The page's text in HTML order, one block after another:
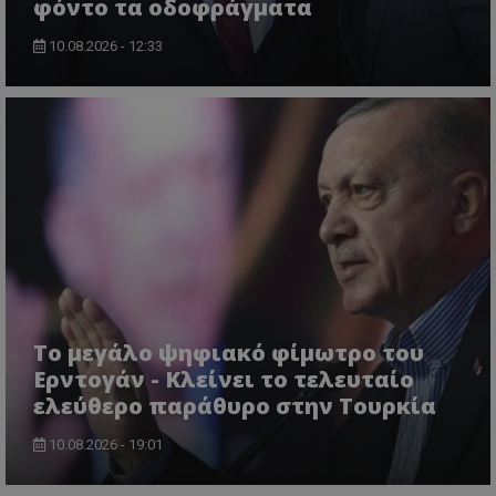
φόντο τα οδοφράγματα
10.08.2026 - 12:33
Το μεγάλο ψηφιακό φίμωτρο του
Ερντογάν - Κλείνει το τελευταίο
ελεύθερο παράθυρο στην Τουρκία
10.08.2026 - 19:01
Microsoft Corporation
VISITOR_PRIVACY_METADATA